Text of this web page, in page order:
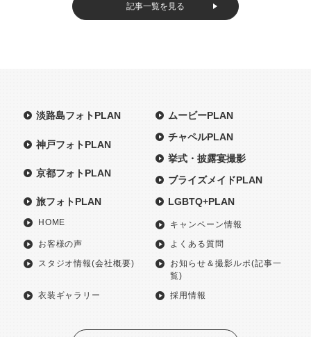
記事一覧を見る
淡路島フォトPLAN
神戸フォトPLAN
京都フォトPLAN
旅フォトPLAN
ムービーPLAN
チャペルPLAN
挙式・披露宴撮影
ブライズメイドPLAN
LGBTQ+PLAN
HOME
キャンペーン情報
お客様の声
よくある質問
スタジオ情報(会社概要)
お知らせ＆撮影ルポ(記事一
覧)
衣装ギャラリー
採用情報